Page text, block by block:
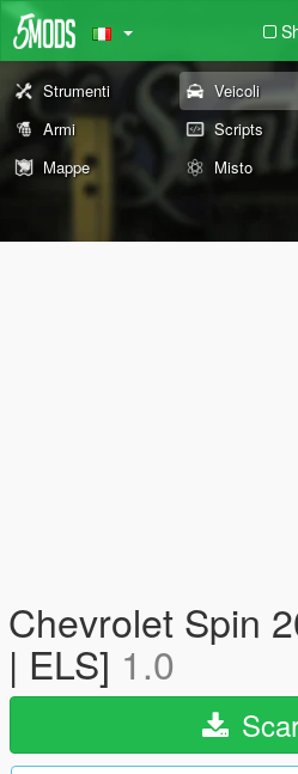
Strumenti Veicoli
Armi
Scripts
Mappe
Misto
Chevrolet Spin
| ELS] 1.0